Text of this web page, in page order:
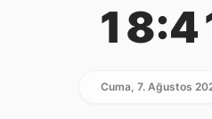
Cuma, 7. Ağustos